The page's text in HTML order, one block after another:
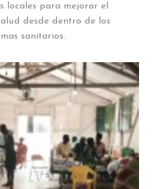
locales para mejorar el
desde dentro de los
sanitarios.